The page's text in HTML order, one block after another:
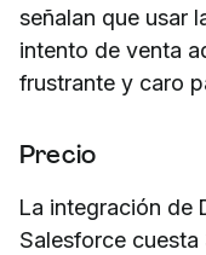
señalan que usar
intento de venta
frustrante y caro
Precio
La integración de
Salesforce